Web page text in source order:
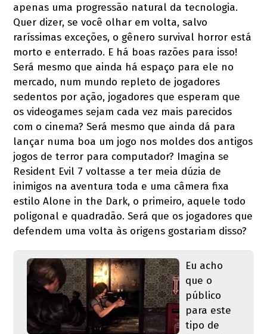
apenas uma progressão natural da tecnologia.
Quer dizer, se você olhar em volta, salvo
raríssimas exceções, o gênero survival horror está
morto e enterrado. E há boas razões para isso!
Será mesmo que ainda há espaço para ele no
mercado, num mundo repleto de jogadores
sedentos por ação, jogadores que esperam que
os videogames sejam cada vez mais parecidos
com o cinema? Será mesmo que ainda dá para
lançar numa boa um jogo nos moldes dos antigos
jogos de terror para computador? Imagina se
Resident Evil 7 voltasse a ter meia dúzia de
inimigos na aventura toda e uma câmera fixa
estilo Alone in the Dark, o primeiro, aquele todo
poligonal e quadradão. Será que os jogadores que
defendem uma volta às origens gostariam disso?
Eu acho
que o
público
para este
tipo de